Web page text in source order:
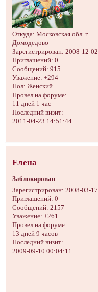
Откуда: Московская обл. г.
Домодедово
Зарегистрирован: 2008-12-02
Приглашений: 0
Сообщений: 915
Уважение: +294
Пол: Женский
Провел на форуме:
11 дней 1 час
Последний визит:
2011-04-23 14:51:44
Елена
Заблокирован
Зарегистрирован: 2008-03-17
Приглашений: 0
Сообщений: 2157
Уважение: +261
Провел на форуме:
13 дней 9 часов
Последний визит:
2009-09-10 00:04:11